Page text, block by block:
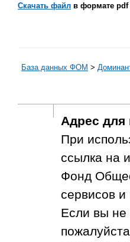
Скачать файл в формате pdf
База данных ФОМ >
Адрес для
При
ссылка на
Фонд
сервисов
Если вы не